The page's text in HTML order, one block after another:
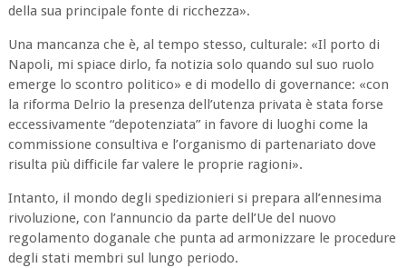
della sua principale fonte di ricchezza».
Una mancanza che è, al tempo stesso, culturale: «Il porto di
Napoli, mi spiace dirlo, fa notizia solo quando sul suo ruolo
emerge lo scontro politico» e di modello di governance: «con
la riforma Delrio la presenza dell’utenza privata è stata forse
eccessivamente “depotenziata” in favore di luoghi come la
commissione consultiva e l’organismo di partenariato dove
risulta più difficile far valere le proprie ragioni».
Intanto, il mondo degli spedizionieri si prepara all’ennesima
rivoluzione, con l’annuncio da parte dell’Ue del nuovo
regolamento doganale che punta ad armonizzare le procedure
degli stati membri sul lungo periodo.